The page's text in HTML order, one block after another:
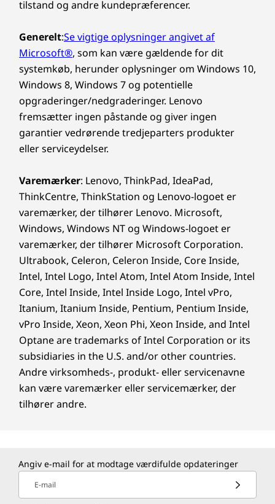
Specifikationer kan variere afhængigt af området/modellen.
tilstand og andre kundepræferencer.
Generelt:Se vigtige oplysninger angivet af
Microsoft®, som kan være gældende for dit
systemkøb, herunder oplysninger om Windows 10,
Windows 8, Windows 7 og potentielle
opgraderinger/nedgraderinger. Lenovo
fremsætter ingen påstande og giver ingen
garantier vedrørende tredjeparters produkter
eller serviceydelser.
Varemærker: Lenovo, ThinkPad, IdeaPad,
ThinkCentre, ThinkStation og Lenovo-logoet er
varemærker, der tilhører Lenovo. Microsoft,
Windows, Windows NT og Windows-logoet er
varemærker, der tilhører Microsoft Corporation.
Ultrabook, Celeron, Celeron Inside, Core Inside,
Intel, Intel Logo, Intel Atom, Intel Atom Inside, Intel
Core, Intel Inside, Intel Inside Logo, Intel vPro,
Itanium, Itanium Inside, Pentium, Pentium Inside,
vPro Inside, Xeon, Xeon Phi, Xeon Inside, and Intel
Optane are trademarks of Intel Corporation or its
subsidiaries in the U.S. and/or other countries.
Andre virksomheds-, produkt- eller servicenavne
kan være varemærker eller servicemærker, der
tilhører andre.
Angiv e-mail for at modtage værdifulde opdateringer
E-mail